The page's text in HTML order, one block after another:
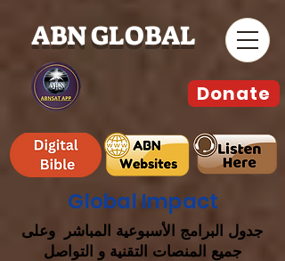
ABN GLOBAL
Global Impact
جدول البرامج الأسبوعية المباشر وعلى
جميع المنصات التقنية و التواصل
Donate